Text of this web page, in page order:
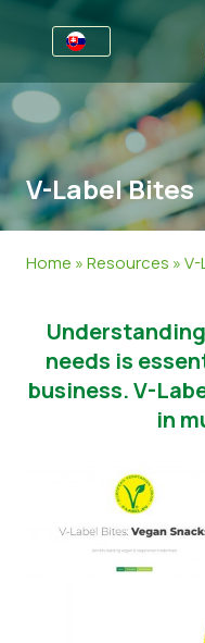
Pre podniky
Informácie pre
V-Label
Resources
Získajte
Sektory
Všeobecné
Nepotravinové
FAQ
Certifikované
O nás
Kontaktujte nás
Získajte
Nahláste nám
Pre zákazníkov
Správy
Tlačové materiály
V-Label Bites
Home »Resources »V-
needs is
business. V-
in